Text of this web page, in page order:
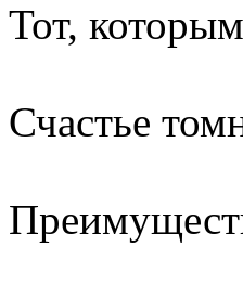
Тот,
Счастье